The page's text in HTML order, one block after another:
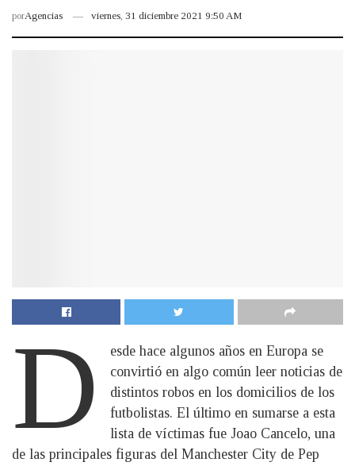
porAgencias viernes, 31 diciembre 2021 9:50 AM
D
esde hace algunos años en Europa se
convirtió en algo común leer noticias de
distintos robos en los domicilios de los
futbolistas. El último en sumarse a esta
lista de víctimas fue Joao Cancelo, una
de las principales figuras del Manchester City de Pep